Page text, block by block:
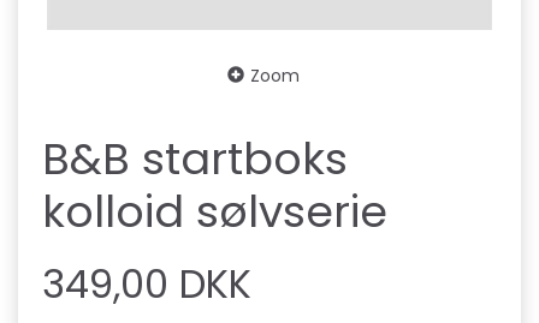
Zoom
B&B startboks
kolloid sølvserie
349,00 DKK